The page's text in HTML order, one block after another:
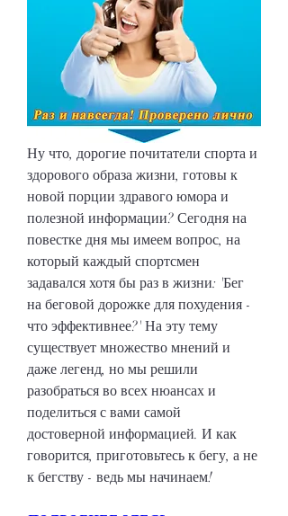
Ну что, дорогие почитатели спорта и
здорового образа жизни, готовы к
новой порции здравого юмора и
полезной информации? Сегодня на
повестке дня мы имеем вопрос, на
который каждый спортсмен
задавался хотя бы раз в жизни: 'Бег
на беговой дорожке для похудения -
что эффективнее?' На эту тему
существует множество мнений и
даже легенд, но мы решили
разобраться во всех нюансах и
поделиться с вами самой
достоверной информацией. И как
говорится, приготовьтесь к бегу, а не
к бегству - ведь мы начинаем!